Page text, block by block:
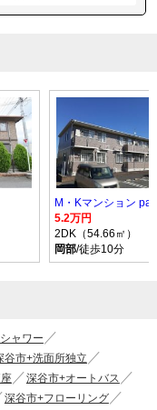
M・Kマンション
5.2万円
2DK（54.66㎡）
岡部/徒歩10分
ャワー
谷市+洗面所独立
深谷市+オートバス
深谷市+フローリング